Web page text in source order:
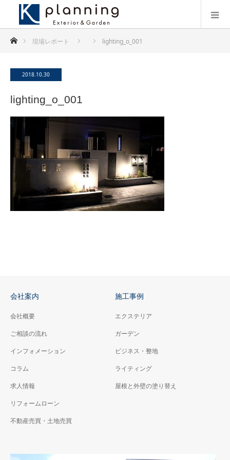
ホーム現場レポート lighting_o_001
2018.10.30
lighting_o_001
会社案内
会社概要
ご相談の流れ
インフォメーション
コラム
求人情報
リフォームローン
不動産売買・土地売買
施工事例
エクステリア
ガーデン
ビジネス・整地
ライティング
屋根と外壁の塗り替え